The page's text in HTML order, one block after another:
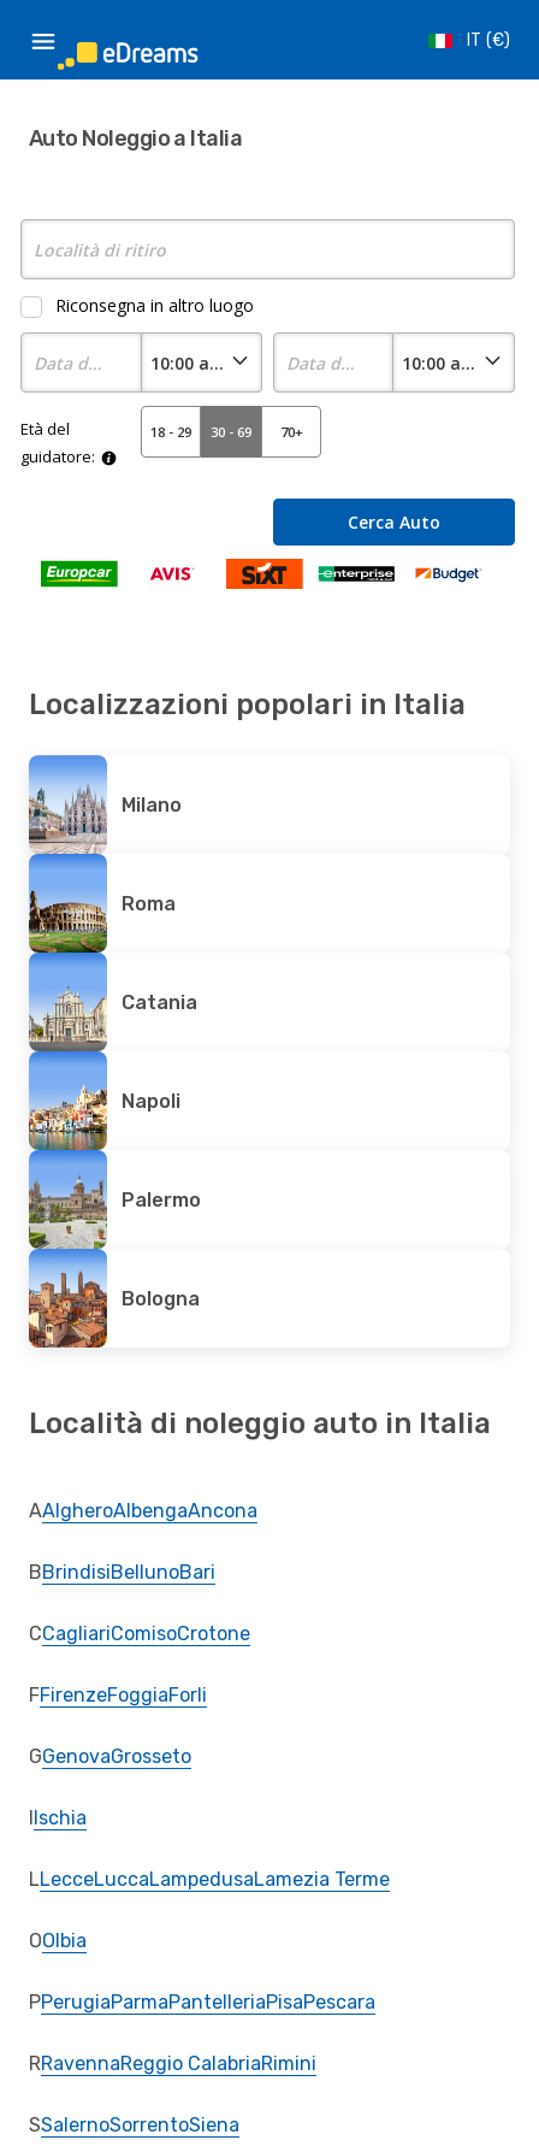
IT €
Auto Noleggio a Italia
Localizzazioni popolari in Italia
Milano
Roma
Catania
Napoli
Palermo
Bologna
Località di noleggio auto in Italia
AAlgheroAlbengaAncona
BBrindisiBellunoBari
CCagliariComisoCrotone
FFirenzeFoggiaForli
GGenovaGrosseto
IIschia
LLecceLuccaLampedusaLamezia Terme
OOlbia
PPerugiaParmaPantelleriaPisaPescara
RRavennaReggio CalabriaRimini
SSalernoSorrentoSiena